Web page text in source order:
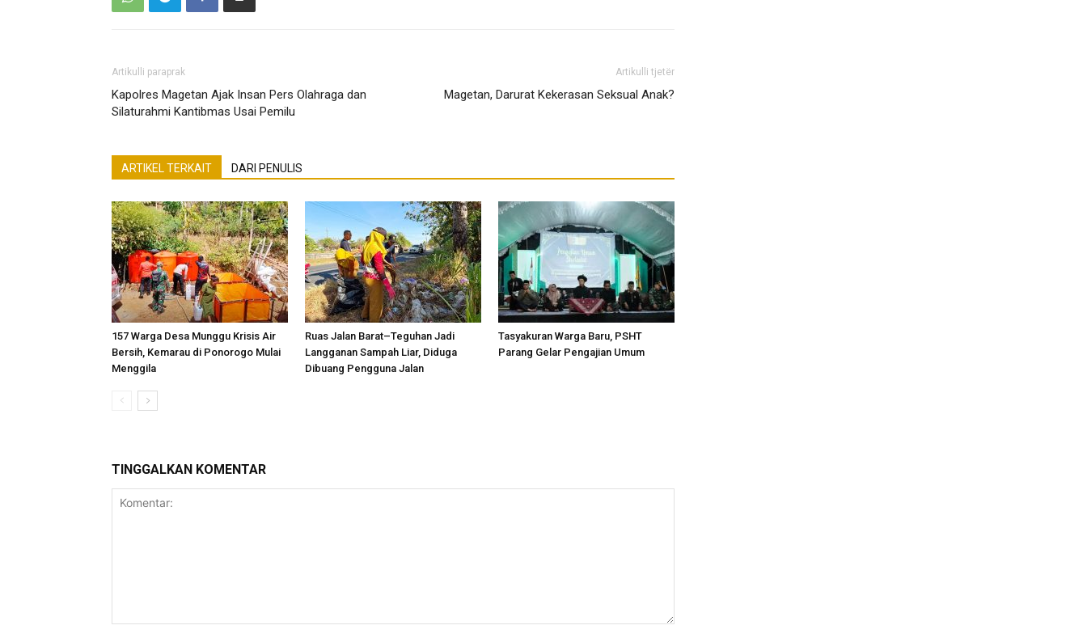
Artikulli paraprak
Kapolres Magetan Ajak Insan Pers Olahraga dan
Silaturahmi Kantibmas Usai Pemilu
Artikulli tjetër
Magetan, Darurat Kekerasan Seksual Anak?
ARTIKEL TERKAIT DARI PENULIS
157 Warga Desa Munggu Krisis Air
Bersih, Kemarau di Ponorogo Mulai
Menggila
Ruas Jalan Barat–Teguhan Jadi
Langganan Sampah Liar, Diduga
Dibuang Pengguna Jalan
Tasyakuran Warga Baru, PSHT
Parang Gelar Pengajian Umum
TINGGALKAN KOMENTAR